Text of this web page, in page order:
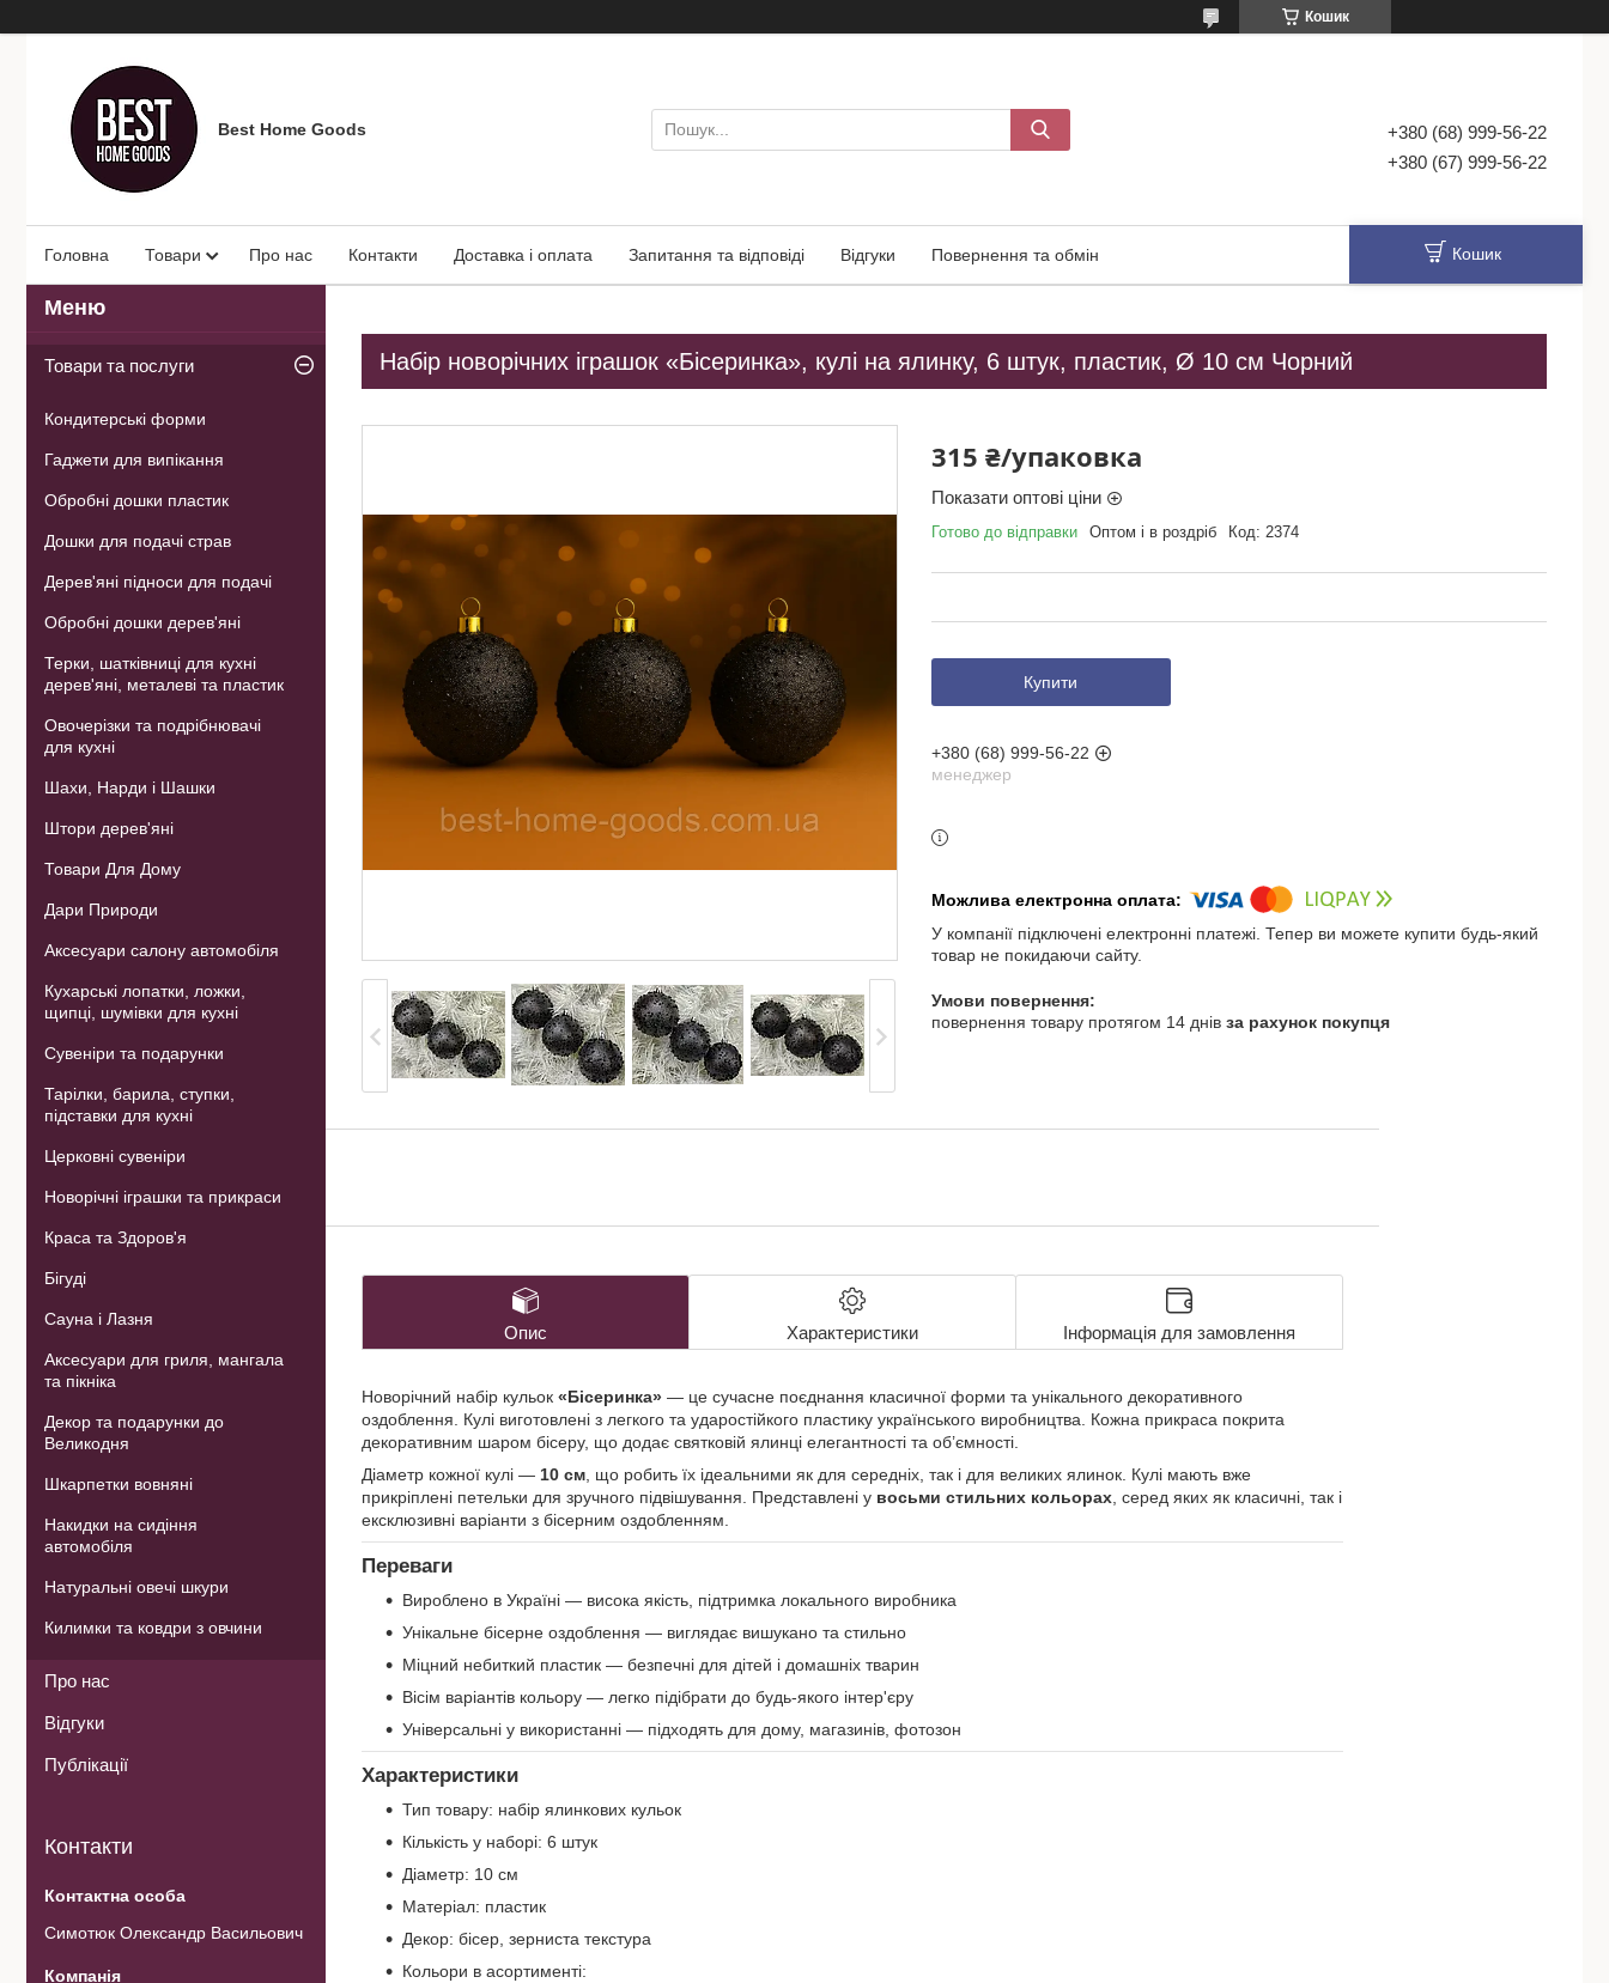
Кошик
Best Home Goods
+380 (68) 999-56-22
+380 (67) 999-56-22
Головна Товари Про нас Контакти Доставка і оплата Запитання та відповіді Відгуки Повернення та обмін Кошик
Набір новорічних іграшок «Бісеринка», кулі на ялинку, 6 штук, пластик, Ø 10 см Чорний
315 ₴/упаковка
Показати оптові ціни
Готово до відправки Оптом і в роздріб Код: 2374
Купити
+380 (68) 999-56-22
менеджер
У компанії підключені електронні платежі. Тепер ви можете купити будь-який
товар не покидаючи сайту.
повернення товару протягом 14 днів за рахунок покупця
Опис Характеристики Інформація для замовлення
Новорічний набір кульок «Бісеринка» — це сучасне поєднання класичної форми та унікального декоративного
оздоблення. Кулі виготовлені з легкого та ударостійкого пластику українського виробництва. Кожна прикраса покрита
декоративним шаром бісеру, що додає святковій ялинці елегантності та об’ємності.
Діаметр кожної кулі — 10 см, що робить їх ідеальними як для середніх, так і для великих ялинок. Кулі мають вже
прикріплені петельки для зручного підвішування. Представлені у восьми стильних кольорах, серед яких як класичні, так і
ексклюзивні варіанти з бісерним оздобленням.
Переваги
Вироблено в Україні — висока якість, підтримка локального виробника
Унікальне бісерне оздоблення — виглядає вишукано та стильно
Міцний небиткий пластик — безпечні для дітей і домашніх тварин
Вісім варіантів кольору — легко підібрати до будь-якого інтер'єру
Універсальні у використанні — підходять для дому, магазинів, фотозон
Характеристики
Тип товару: набір ялинкових кульок
Кількість у наборі: 6 штук
Діаметр: 10 см
Матеріал: пластик
Декор: бісер, зерниста текстура
Кольори в асортименті:
Товари та послуги
Кондитерські форми
Гаджети для випікання
Обробні дошки пластик
Дошки для подачі страв
Дерев'яні підноси для подачі
Обробні дошки дерев'яні
Терки, шатківниці для кухні
дерев'яні, металеві та пластик
Овочерізки та подрібнювачі
для кухні
Шахи, Нарди і Шашки
Штори дерев'яні
Товари Для Дому
Дари Природи
Аксесуари салону автомобіля
Кухарські лопатки, ложки,
щипці, шумівки для кухні
Сувеніри та подарунки
Тарілки, барила, ступки,
підставки для кухні
Церковні сувеніри
Новорічні іграшки та прикраси
Краса та Здоров'я
Бігуді
Сауна і Лазня
Аксесуари для гриля, мангала
та пікніка
Декор та подарунки до
Великодня
Шкарпетки вовняні
Накидки на сидіння
автомобіля
Натуральні овечі шкури
Килимки та ковдри з овчини
Про нас
Відгуки
Публікації
Контакти
Симотюк Олександр Васильович